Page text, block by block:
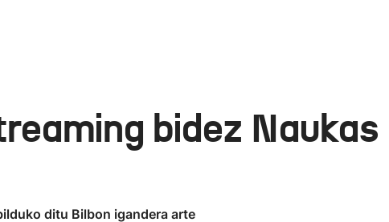
bidez Naukas
ditu Bilbon igandera arte